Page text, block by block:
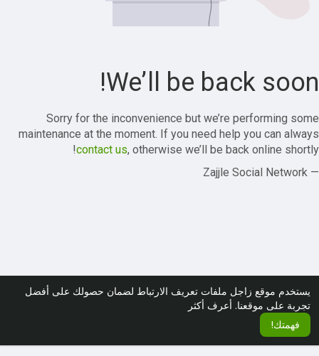
يستخدم موقع زاجل ملفات تعريف الارتباط لضمان حصولك على أفضل
تجربة على موقعنا. أعرف أكثر
فهمتك!
We’ll be back soon!
Sorry for the inconvenience but we’re performing some
maintenance at the moment. If you need help you can always
contact us, otherwise we’ll be back online shortly!
— Zajjle Social Network